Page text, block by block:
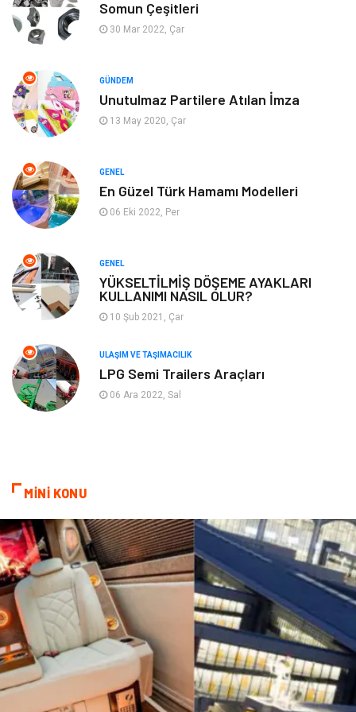
Alışveriş
Organizasyon Mobilya
Tatil Finans & Ekonomi
Turizm
Aksesuar
Plastik
Ambalaj Eğlence
Pazarlama
Bilişim televizyon
Bebek Giyim Dernekler ve Birlikler
çiçek İnternet
Tarım & Hayvancılık Endüstriyel Ürünler
Somun Çeşitleri
30 Mar 2022, Çar
GÜNDEM
Unutulmaz Partilere Atılan İmza
13 May 2020, Çar
GENEL
En Güzel Türk Hamamı Modelleri
06 Eki 2022, Per
GENEL
YÜKSELTİLMİŞ DÖŞEME AYAKLARI
KULLANIMI NASIL OLUR?
10 Şub 2021, Çar
ULAŞIM VE TAŞIMACILIK
LPG Semi Trailers Araçları
06 Ara 2022, Sal
MİNİ KONU